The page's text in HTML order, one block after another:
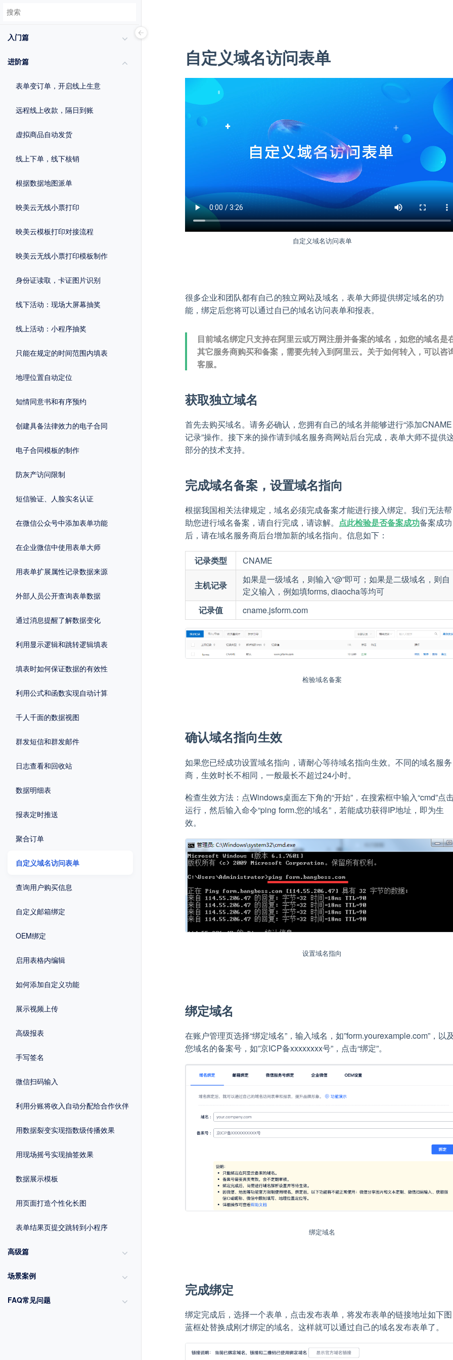
入门篇
进阶篇
表单变订单，开启线上生意
远程线上收款，隔日到账
虚拟商品自动发货
线上下单，线下核销
根据数据地图派单
映美云无线小票打印
映美云模板打印对接流程
映美云无线小票打印模板制作
身份证读取，卡证图片识别
线下活动：现场大屏幕抽奖
线上活动：小程序抽奖
只能在规定的时间范围内填表
地理位置自动定位
知情同意书和有序预约
创建具备法律效力的电子合同
电子合同模板的制作
防灰产访问限制
短信验证、人脸实名认证
在微信公众号中添加表单功能
在企业微信中使用表单大师
用表单扩展属性记录数据来源
外部人员公开查询表单数据
通过消息提醒了解数据变化
利用显示逻辑和跳转逻辑填表
填表时如何保证数据的有效性
利用公式和函数实现自动计算
千人千面的数据视图
群发短信和群发邮件
日志查看和回收站
数据明细表
报表定时推送
聚合订单
自定义域名访问表单
查询用户购买信息
自定义邮箱绑定
OEM绑定
启用表格内编辑
如何添加自定义功能
展示视频上传
高级报表
手写签名
微信扫码输入
利用分账将收入自动分配给合作伙伴
用数据裂变实现指数级传播效果
用现场摇号实现抽签效果
数据展示模板
用页面打造个性化长图
表单结果页提交跳转到小程序
高级篇
场景案例
FAQ常见问题
自定义域名访问表单
自定义域名访问表单
很多企业和团队都有自己的独立网站及域名，表单大师提供绑定域名的功
能，绑定后您将可以通过自已的域名访问表单和报表。
目前域名绑定只支持在阿里云或万网注册并备案的域名，如您的域名是
其它服务商购买和备案，需要先转入到阿里云。关于如何转入，可以咨
客服。
获取独立域名
首先去购买域名。请务必确认，您拥有自己的域名并能够进行“添加CNAME
记录”操作。接下来的操作请到域名服务商网站后台完成，表单大师不提供
部分的技术支持。
完成域名备案，设置域名指向
根据我国相关法律规定，域名必须完成备案才能进行接入绑定。我们无法帮
助您进行域名备案，请自行完成，请谅解。 点此检验是否备案成功备案成功
后，请在域名服务商后台增加新的域名指向。信息如下：
记录类型 CNAME
主机记录
如果是一级域名，则输入“@”即可；如果是二级域名，则自
定义输入，例如填forms, diaocha等均可
记录值
cname.jsform.com
检验域名备案
确认域名指向生效
如果您已经成功设置域名指向，请耐心等待域名指向生效。不同的域名服务
商，生效时长不相同，一般最长不超过24小时。
检查生效方法：点Windows桌面左下角的“开始”，在搜索框中输入“cmd”点
运行，然后输入命令“ping form.您的域名”，若能成功获得IP地址，即为生
效。
设置域名指向
绑定域名
在账户管理页选择“绑定域名”，输入域名，如”form.yourexample.com”，以
您域名的备案号，如”京ICP备xxxxxxxx号”，点击“绑定”。
绑定域名
完成绑定
绑定完成后，选择一个表单，点击发布表单，将发布表单的链接地址如下图
蓝框处替换成刚才绑定的域名。这样就可以通过自己的域名发布表单了。